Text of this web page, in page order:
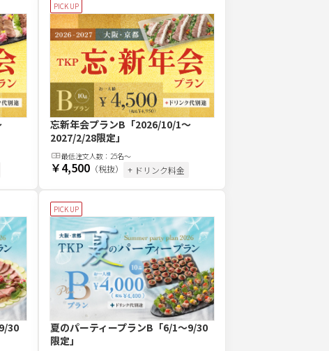
PICK UP
忘新年会プランB 「2026/10/1～
2027/2/28限定」
最低注文人数： 25名〜
￥4,500（税抜） + ドリンク料金
30
PICK UP
夏のパーティープランB 「6/1～9/30
限定」